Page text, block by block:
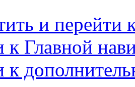
и перейти
к Главной
к